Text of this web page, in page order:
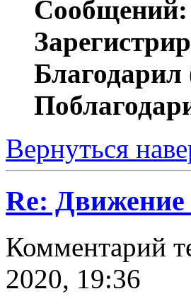
Сообщений:
Благодарил
Вернуться
Re: Движение
Комментарий
2020, 19:36